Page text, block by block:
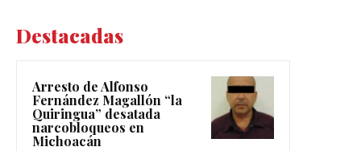
Destacadas
Arresto de Alfonso
Fernández Magallón “la
Quiringua” desatada
narcobloqueos en
Michoacán